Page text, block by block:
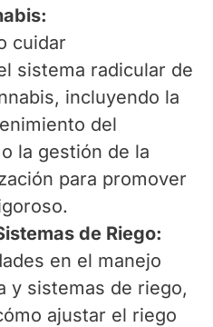
cuidar
sistema radicular de
incluyendo la
del
la gestión de la
para promover
de Riego:
en el manejo
y sistemas de riego,
ajustar el riego